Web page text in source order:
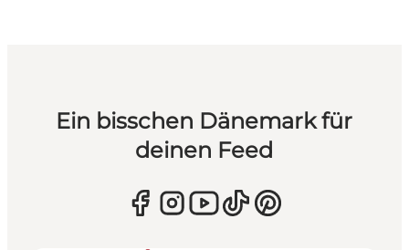
Ein bisschen Dänemark für
deinen Feed